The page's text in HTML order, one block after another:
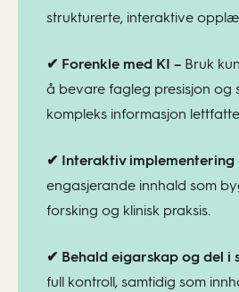
strukturerte, interaktive
✔ Forenkle med KI – Bruk
å bevare fagleg presisjon og
kompleks informasjon
✔ Interaktiv implementering
engasjerande innhald som
forsking og klinisk praksis.
✔ Behald eigarskap og del i
full kontroll, samtidig som